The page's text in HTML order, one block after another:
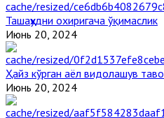
Ташаҳҳудни охиригача ўқимаслик
Июнь 20, 2024
Ҳайз кўрган аёл видолашув
Июнь 20, 2024